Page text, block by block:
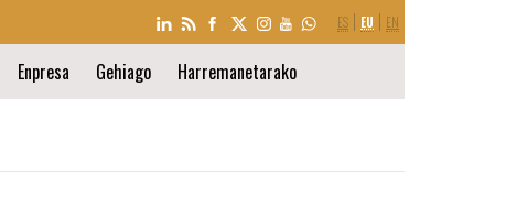
HIZKUNTZA
AUKERA
ES EU EN
Enpresa Gehiago
Harremanetarako